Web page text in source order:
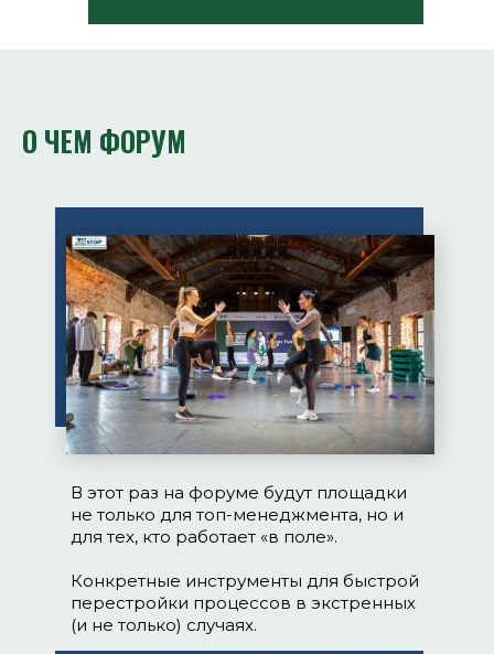
О ЧЕМ ФОРУМ
В этот раз на форуме будут площадки
не только для топ-менеджмента, но и
для тех, кто работает «в поле».
Конкретные инструменты для быстрой
перестройки процессов в экстренных
(и не только) случаях.